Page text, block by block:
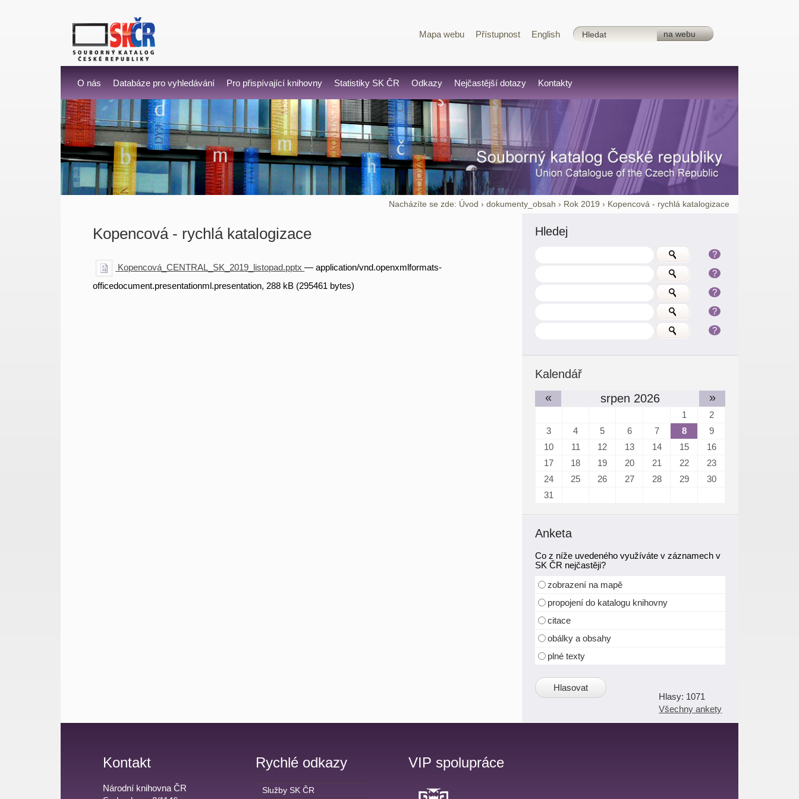
Mapa webu Přístupnost English
O nás Databáze pro vyhledávání Pro přispívající knihovny Statistiky SK ČR Odkazy Nejčastější dotazy Kontakty
Nacházíte se zde: Úvod ›dokumenty_obsah › Rok 2019 › Kopencová - rychlá katalogizace
Kopencová - rychlá katalogizace
Kopencová_CENTRAL_SK_2019_listopad.pptx— application/vnd.openxmlformats-
officedocument.presentationml.presentation, 288 kB (295461 bytes)
Hledej
?
?
?
?
?
Kalendář
«
srpen 2026 »
1
2
3
4 5 6 7 8
9
10
11 12 13 14 15
16
17
18 19 20 21 22
23
24
25 26 27 28 29
30
31
Anketa
Co z níže uvedeného využíváte v záznamech v
SK ČR nejčastěji?
zobrazení na mapě
propojení do katalogu knihovny
citace
obálky a obsahy
plné texty
1071
Všechny ankety
Kontakt
Národní knihovna ČR
Rychlé odkazy
Služby SK ČR
VIP spolupráce